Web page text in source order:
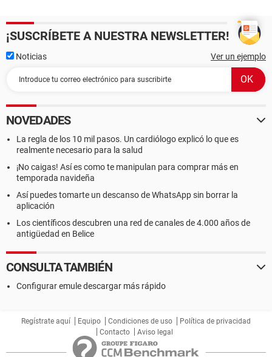
¡SUSCRÍBETE A NUESTRA NEWSLETTER!
Noticias Ver un ejemplo
NOVEDADES
La regla de los 10 mil pasos. Un cardiólogo explicó lo que es
realmente necesario para la salud
¡No caigas! Así es como te manipulan para comprar más en
temporada navideña
Así puedes tomarte un descanso de WhatsApp sin borrar la
aplicación
Los científicos descubren una red de canales de 4.000 años de
antigüedad en Belice
CONSULTA TAMBIÉN
Configurar emule descargar más rápido
Regístrate aquí Equipo Condiciones de uso
Política de privacidad
Contacto
Aviso legal